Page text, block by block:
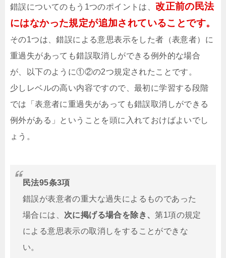
錯誤についてのもう1つのポイントは、 改正前の民法
にはなかった規定が追加されていることです。
その1つは、錯誤による意思表示をした者（表意者）に
重過失があっても錯誤取消しができる例外的な場合
が、以下のように①②の2つ規定されたことです。
少しレベルの高い内容ですので、最初に学習する段階
では「表意者に重過失があっても錯誤取消しができる
例外がある」ということを頭に入れておけばよいでし
ょう。
民法95条3項
錯誤が表意者の重大な過失によるものであった
場合には、 次に掲げる場合を除き、第1項の規定
による意思表示の取消しをすることができな
い。